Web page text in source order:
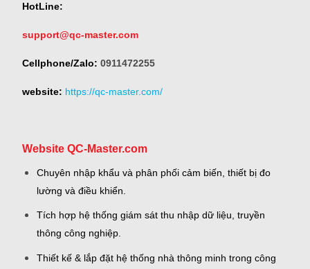
HotLine:
support@qc-master.com
Cellphone/Zalo: 0911472255
website: https://qc-master.com/
Website QC-Master.com
Chuyên nhập khẩu và phân phối cảm biến, thiết bị đo
lường và điều khiển.
Tích hợp hệ thống giám sát thu nhập dữ liệu, truyền
thông công nghiệp.
Thiết kế & lắp đặt hệ thống nhà thông minh trong công